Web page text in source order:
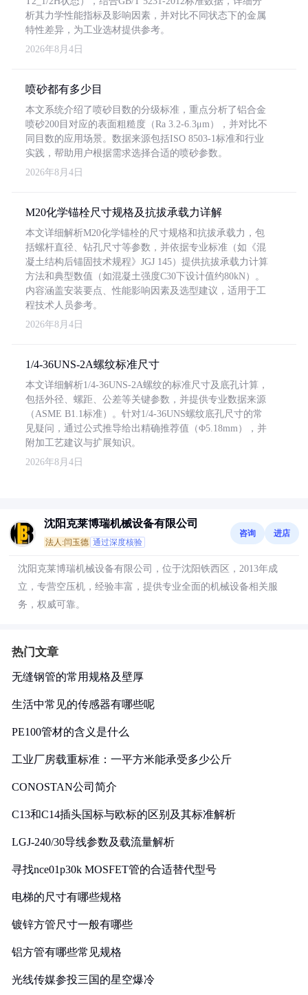
析其力学性能指标及影响因素，并对比不同状态下的金属
特性差异，为工业选材提供参考。
2026年8月4日
喷砂都有多少目
本文系统介绍了喷砂目数的分级标准，重点分析了铝合金
喷砂200目对应的表面粗糙度（Ra 3.2-6.3μm），并对比不
同目数的应用场景。数据来源包括ISO 8503-1标准和行业
实践，帮助用户根据需求选择合适的喷砂参数。
2026年8月4日
M20化学锚栓尺寸规格及抗拔承载力详解
本文详细解析M20化学锚栓的尺寸规格和抗拔承载力，包
括螺杆直径、钻孔尺寸等参数，并依据专业标准（如《混
凝土结构后锚固技术规程》JGJ 145）提供抗拔承载力计算
方法和典型数值（如混凝土强度C30下设计值约80kN）。
内容涵盖安装要点、性能影响因素及选型建议，适用于工
程技术人员参考。
2026年8月4日
1/4-36UNS-2A螺纹标准尺寸
本文详细解析1/4-36UNS-2A螺纹的标准尺寸及底孔计算，
包括外径、螺距、公差等关键参数，并提供专业数据来源
（ASME B1.1标准）。针对1/4-36UNS螺纹底孔尺寸的常
见疑问，通过公式推导给出精确推荐值（Φ5.18mm），并
附加工艺建议与扩展知识。
2026年8月4日
沈阳克莱博瑞机械设备有限公司
法人:闫玉德 通过深度核验
咨询 进店
沈阳克莱博瑞机械设备有限公司，位于沈阳铁西区，2013年成
立，专营空压机，经验丰富，提供专业全面的机械设备相关服
务，权威可靠。
热门文章
无缝钢管的常用规格及壁厚
生活中常见的传感器有哪些呢
PE100管材的含义是什么
工业厂房载重标准：一平方米能承受多少公斤
CONOSTAN公司简介
C13和C14插头国标与欧标的区别及其标准解析
LGJ-240/30导线参数及载流量解析
寻找nce01p30k MOSFET管的合适替代型号
电梯的尺寸有哪些规格
镀锌方管尺寸一般有哪些
铝方管有哪些常见规格
光线传媒参投三国的星空爆冷